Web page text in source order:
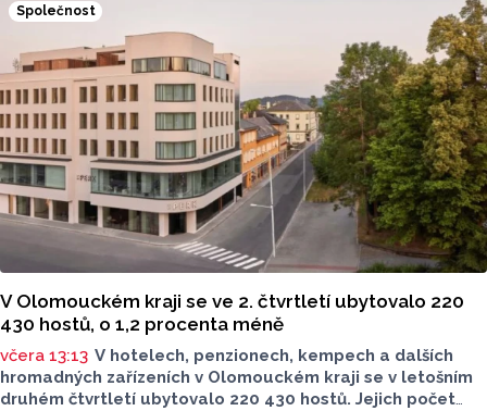
Poděbrady). Monitoring byl proveden Krajskou
hygienickou stanicí Olomouckého kraje (KHS)
ve spolupráci se Zdravotním ústavem se sídlem v Ostravě,
Centrem hygienických laboratoří v Olomouci.
Společnost
V Olomouckém kraji se ve 2. čtvrtletí ubytovalo 220
430 hostů, o 1,2 procenta méně
včera 13:13 V hotelech, penzionech, kempech a dalších
hromadných zařízeních v Olomouckém kraji se v letošním
druhém čtvrtletí ubytovalo 220 430 hostů. Jejich počet